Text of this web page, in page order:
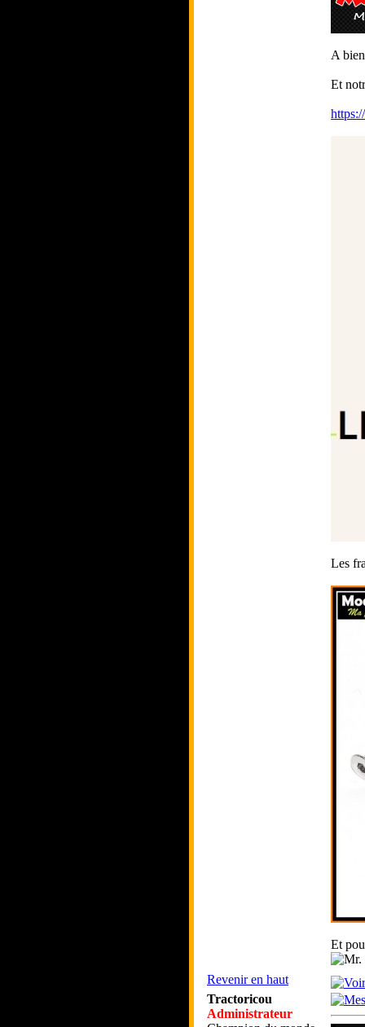
A
Et
Les
Et
Revenir en haut
Tractoricou
Administrateur